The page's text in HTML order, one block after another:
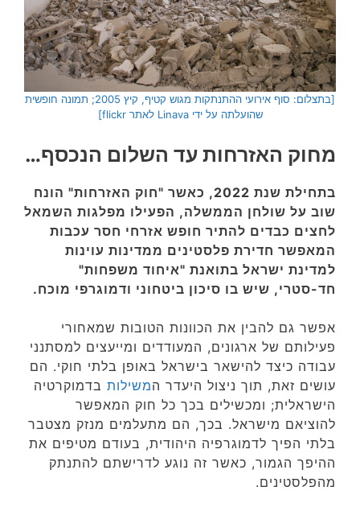
[בתצלום: סוף אירועי ההתנתקות מגוש קטיף, קיץ 2005; תמונה חופשית
שהועלתה על ידי Linava לאתר flickr]
מחוק האזרחות עד השלום הנכסף…
בתחילת שנת 2022, כאשר "חוק האזרחות" הונח
שוב על שולחן הממשלה, הפעילו מפלגות השמאל
לחצים כבדים להתיר חופש אזרחי חסר עכבות
המאפשר חדירת פלסטינים ממדינות עוינות
למדינת ישראל בתואנת "איחוד משפחות"
חד-סטרי, שיש בו סיכון ביטחוני ודמוגרפי מוכח.
אפשר גם להבין את הכוונות הטובות שמאחורי
פעילותם של ארגונים, המעודדים ומייעצים למסתנני
עבודה כיצד להישאר בישראל באופן בלתי חוקי. הם
עושים זאת, תוך ניצול היעדר המשילות בדמוקרטיה
הישראלית; ומכשילים בכך כל חוק המאפשר
להוציאם מישראל. בכך, הם מתעלמים מנזק מצטבר
בלתי הפיך לדמוגרפיה היהודית, בעודם מטיפים את
ההיפך הגמור, כאשר זה נוגע לדרישתם להתנתק
מהפלסטינים.